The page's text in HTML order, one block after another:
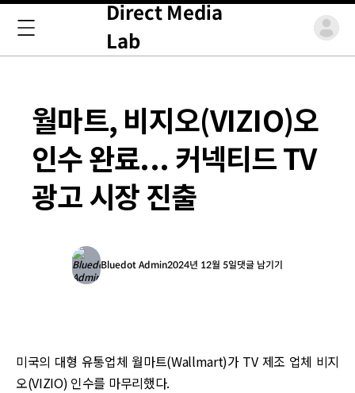
Direct Media
Lab
월마트, 비지오(VIZIO)오
인수 완료... 커넥티드 TV
광고 시장 진출
Bluedot Admin2024년 12월 5일댓글 남기기
미국의 대형 유통업체 월마트(Wallmart)가 TV 제조 업체 비지
오(VIZIO) 인수를 마무리했다.